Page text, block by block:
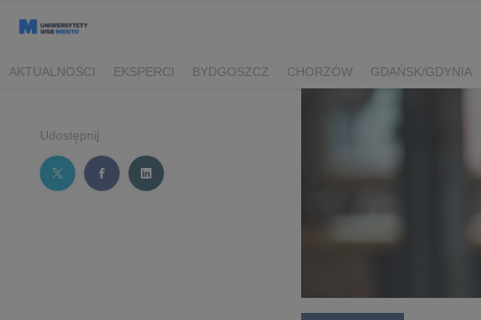
AKTUALNOŚCI EKSPERCI BYDGOSZCZ CHORZÓW GDAŃSK/GDYNIA
Udostępnij